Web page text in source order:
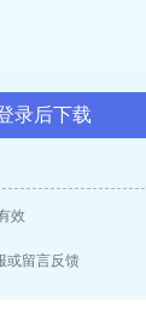
录后下载
效
或留言反馈